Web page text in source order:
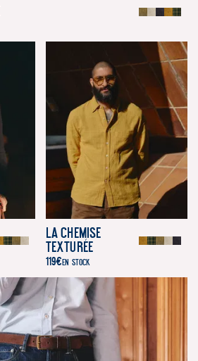
La Chemise
Texturée
119€EN STOCK